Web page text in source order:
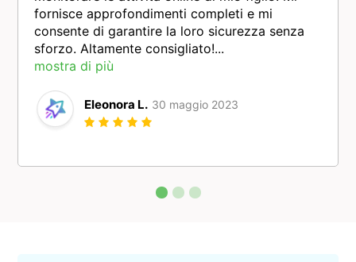
fornisce approfondimenti completi e mi
consente di garantire la loro sicurezza senza
sforzo. Altamente consigliato!...
mostra di più
Eleonora L. 30 maggio 2023